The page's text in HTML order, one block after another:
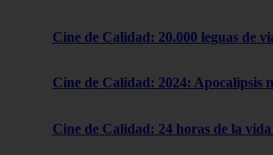
Cine de Calidad: 20.000 leguas de
Cine de Calidad: 2024: Apocalipsis
Cine de Calidad: 24 horas de la